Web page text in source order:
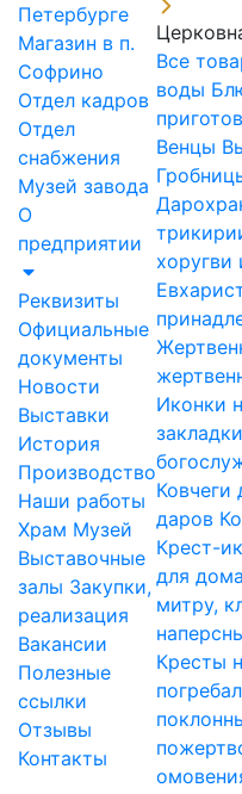
Петербурге
Магазин в п.
Софрино
Отдел кадров
Отдел
снабжения
Музей завода
О
предприятии
Реквизиты
Официальные
документы
Новости
Выставки
История
Производство
Наши работы
Храм Музей
Выставочные
залы Закупки,
реализация
Вакансии
Полезные
ссылки
Отзывы
Контакты
Все
воды
Венцы
хоругви
Иконки
даров
Крест-
для дома
митру,
Кресты